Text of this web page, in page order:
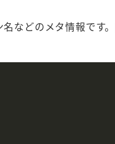
などのメタ情報です。